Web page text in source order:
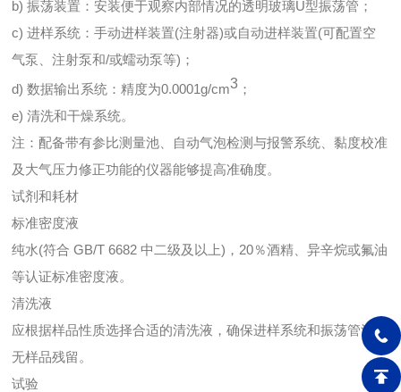
b) 振荡装置：安装便于观察内部情况的透明玻璃U型振荡管；
c) 进样系统：手动进样装置(注射器)或自动进样装置(可配置空
气泵、注射泵和/或蠕动泵等)；
d) 数据输出系统：精度为0.0001g/cm3 ；
e) 清洗和干燥系统。
注：配备带有参比测量池、自动气泡检测与报警系统、黏度校准
及大气压力修正功能的仪器能够提高准确度。
试剂和耗材
标准密度液
纯水(符合 GB/T 6682 中二级及以上)，20％酒精、异辛烷或氟油
等认证标准密度液。
清洗液
应根据样品性质选择合适的清洗液，确保进样系统和振荡管洗净
无样品残留。
试验